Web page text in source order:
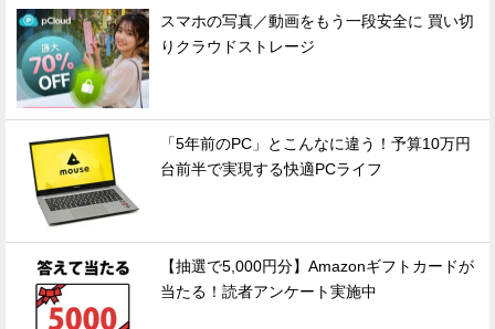
スマホの写真／動画をもう一段安全に 買い切
りクラウドストレージ
「5年前のPC」とこんなに違う！予算10万円
台前半で実現する快適PCライフ
【抽選で5,000円分】Amazonギフトカードが
当たる！読者アンケート実施中